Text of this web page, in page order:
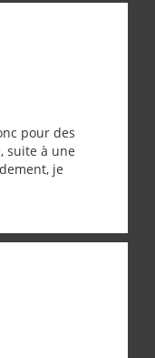
pour des
suite à une
je